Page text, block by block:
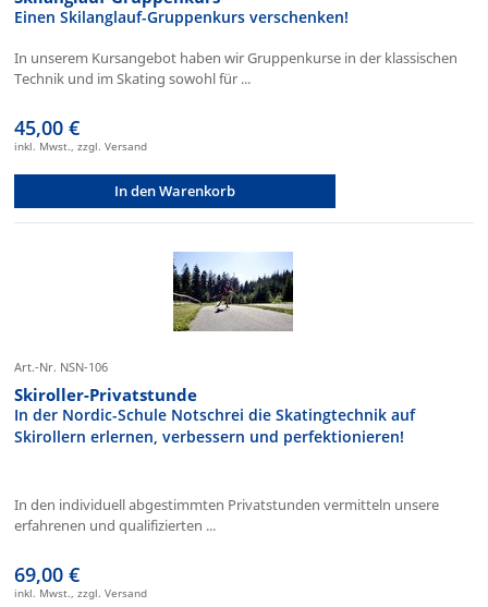
Einen Skilanglauf-Gruppenkurs verschenken!
In unserem Kursangebot haben wir Gruppenkurse in der klassischen
Technik und im Skating sowohl für ...
45,00 €
inkl. Mwst., zzgl. Versand
In den Warenkorb
Art.-Nr. NSN-106
Skiroller-Privatstunde
In der Nordic-Schule Notschrei die Skatingtechnik auf
Skirollern erlernen, verbessern und perfektionieren!
In den individuell abgestimmten Privatstunden vermitteln unsere
erfahrenen und qualifizierten ...
69,00 €
inkl. Mwst., zzgl. Versand